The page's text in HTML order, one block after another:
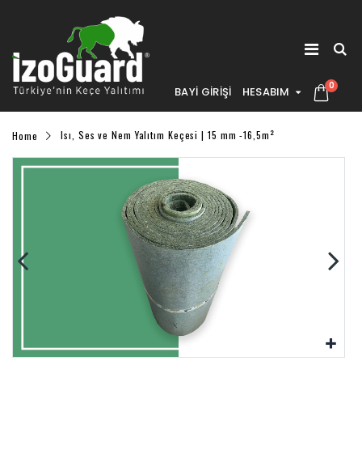
BAYİ GİRİŞİ HESABIM 0
Home Isı, Ses ve Nem Yalıtım Keçesi | 15 mm -16,5m²